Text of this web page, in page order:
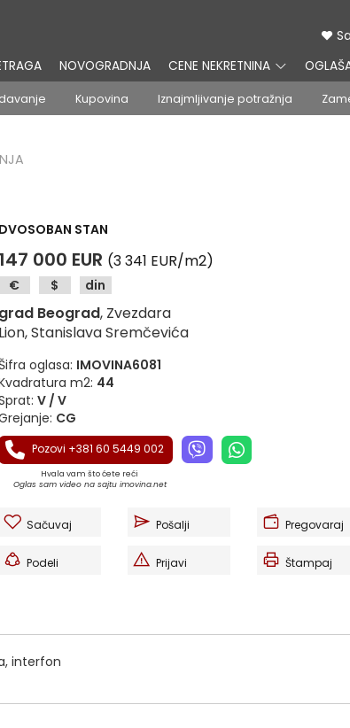
NOVOGRADNJA CENE NEKRETNINA
Kupovina Iznajmljivanje potražnja
DVOSOBAN STAN
147 000 EUR (3 341 EUR/m2)
€ $ din
grad Beograd, Zvezdara
Lion, Stanislava Sremčevića
Šifra oglasa: IMOVINA6081
m2: 44
V / V
CG
Pozovi +381 60 5449 002
Hvala vam što ćete reći
Oglas sam video na sajtu imovina.net
Sačuvaj Pošalji Pregovaraj
Podeli Prijavi Štampaj
interfon